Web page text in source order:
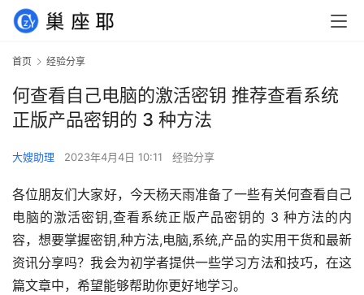
首页 经验分享
何查看自己电脑的激活密钥 推荐查看系统
正版产品密钥的 3 种方法
大嫂助理 2023年4月4日 10:11 经验分享
各位朋友们大家好，今天杨天雨准备了一些有关何查看自己
电脑的激活密钥,查看系统正版产品密钥的 3 种方法的内
容，想要掌握密钥,种方法,电脑,系统,产品的实用干货和最新
资讯分享吗？我会为初学者提供一些学习方法和技巧，在这
篇文章中，希望能够帮助你更好地学习。